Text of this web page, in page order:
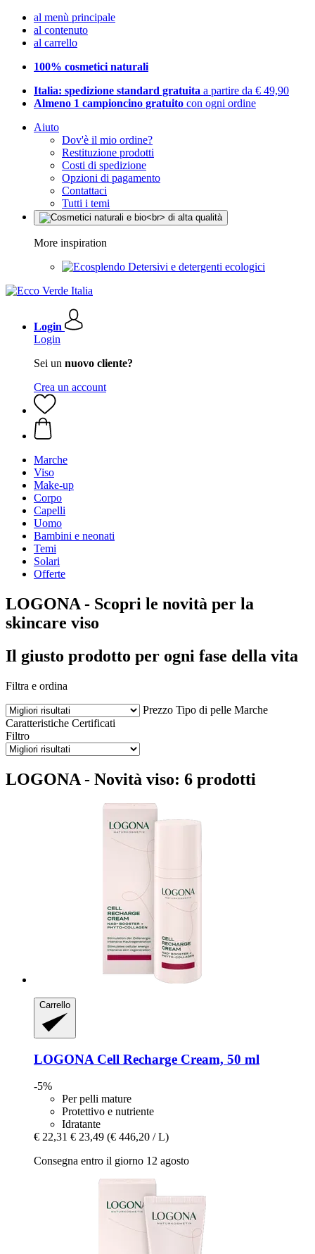
al menù principale
al contenuto
al carrello
100% cosmetici naturali
Italia: spedizione standard gratuita a partire da € 49,90
Almeno 1 campioncino gratuito con ogni ordine
Aiuto
Dov'è il mio ordine?
Restituzione prodotti
Costi di spedizione
Opzioni di pagamento
Contattaci
Tutti i temi
More inspiration
Detersivi e detergenti ecologici
Login
Login
Sei un nuovo cliente?
Crea un account
Marche
Viso
Make-up
Corpo
Capelli
Uomo
Bambini e neonati
Temi
Solari
Offerte
LOGONA - Scopri le novità per la
skincare viso
Il giusto prodotto per ogni fase della vita
Filtra e ordina
Prezzo Tipo di pelle Marche
Caratteristiche Certificati
Filtro
LOGONA - Novità viso: 6 prodotti
Carrello
LOGONA Cell Recharge Cream, 50 ml
-5%
Per pelli mature
Protettivo e nutriente
Idratante
€ 22,31 € 23,49 (€ 446,20 / L)
Consegna entro il giorno 12 agosto